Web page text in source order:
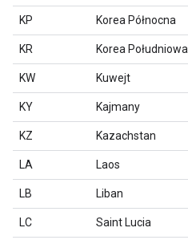
KP Korea Północna
KR Korea Południowa
KW Kuwejt
KY Kajmany
KZ Kazachstan
LA Laos
LB Liban
LC Saint Lucia